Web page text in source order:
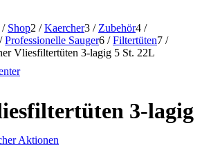
Aktionen
/ Shop2 / Kaercher3 / Zubehör4 /
/ Professionelle Sauger6 / Filtertüten7 /
Vliesfiltertüten 3-lagig 5 St. 22L
3-lagig